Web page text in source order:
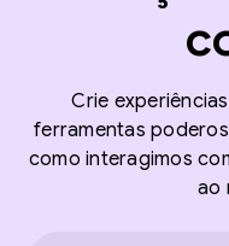
Crie
ferramentas
como interagimos
ao